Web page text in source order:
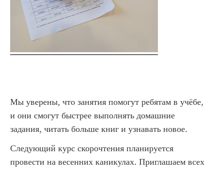
Мы уверены, что занятия помогут ребятам в учёбе,
и они смогут быстрее выполнять домашние
задания, читать больше книг и узнавать новое.
Следующий курс скорочтения планируется
провести на весенних каникулах. Приглашаем всех